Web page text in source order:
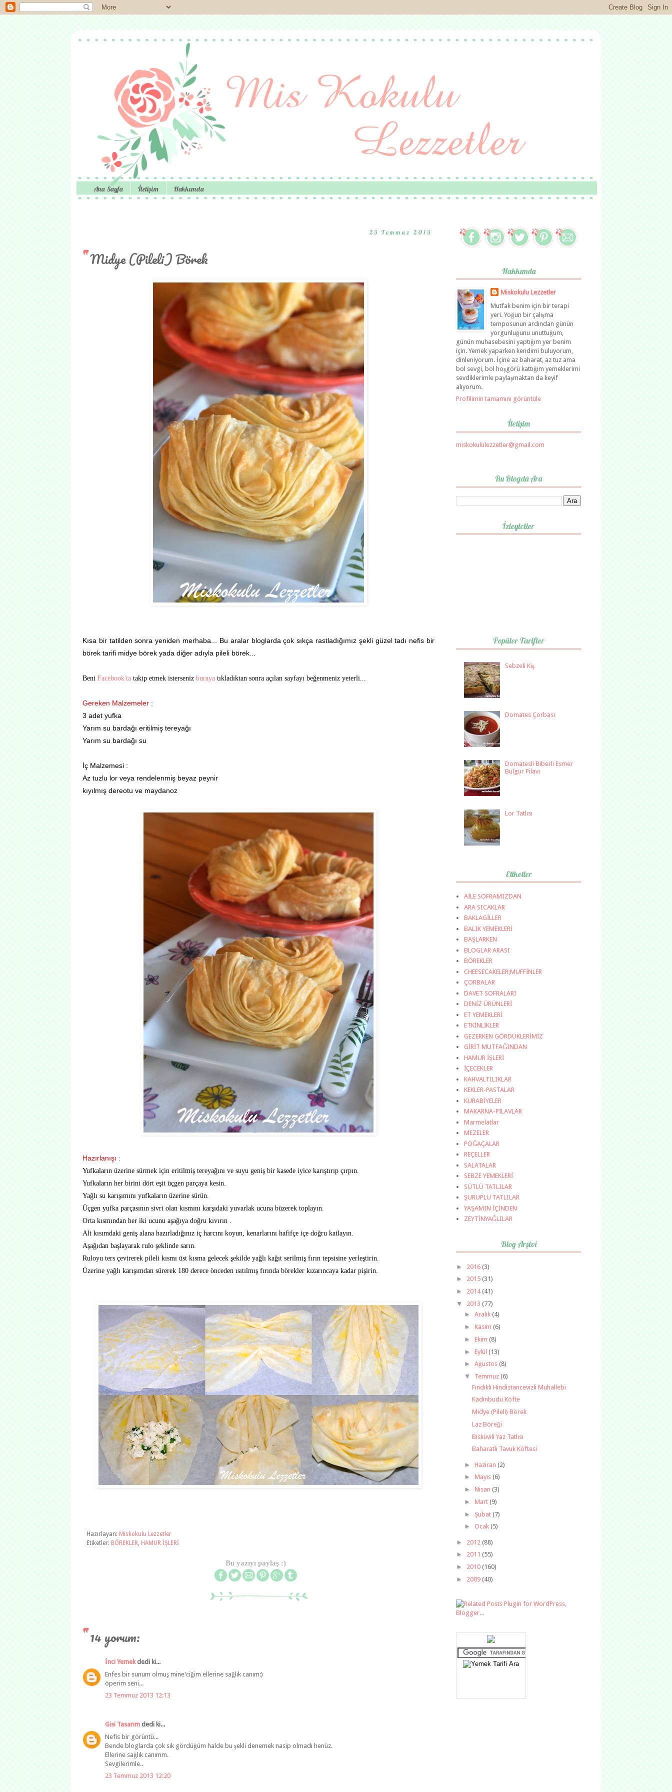
Ana Sayfa İletişim Hakkımda
23 Temmuz 2013
Midye (Pileli) Börek
Kısa bir tatilden sonra yeniden merhaba... Bu aralar bloglarda çok sıkça rastladığımız şekli güzel tadı nefis bir
börek tarifi midye börek yada diğer adıyla pileli börek...
Beni Facebook'ta takip etmek isterseniz buraya tıkladıktan sonra açılan sayfayı beğenmeniz yeterli...
Gereken Malzemeler :
3 adet yufka
Yarım su bardağı eritilmiş tereyağı
Yarım su bardağı su
İç Malzemesi :
Az tuzlu lor veya rendelenmiş beyaz peynir
kıyılmış dereotu ve maydanoz
Hazırlanışı :
Yufkaların üzerine sürmek için eritilmiş tereyağını ve suyu geniş bir kasede iyice karıştırıp çırpın.
Yufkaların her birini dört eşit üçgen parçaya kesin.
Yağlı su karışımını yufkaların üzerine sürün.
Üçgen yufka parçasının sivri olan kısmını karşıdaki yuvarlak ucuna büzerek toplayın.
Orta kısmından her iki ucunu aşağıya doğru kıvırın .
Alt kısımdaki geniş alana hazırladığınız iç harcını koyun, kenarlarını hafifçe içe doğru katlayın.
Aşağıdan başlayarak rulo şeklinde sarın.
Ruloyu ters çevirerek pileli kısmı üst kısma gelecek şekilde yağlı kağıt serilmiş fırın tepsisine yerleştirin.
Üzerine yağlı karışımdan sürerek 180 derece önceden ısıtılmış fırında börekler kızarıncaya kadar pişirin.
Hazırlayan: Miskokulu Lezzetler
Etiketler: BÖREKLER, HAMUR İŞLERİ
Bu yazıyı paylaş :)
14 yorum:
İnci Yemekdedi ki...
Enfes bir sunum olmuş mine'ciğim ellerine sağlık canım:)
öperim seni...
23 Temmuz 2013 12:13
Gisi Tasarım dedi ki...
Nefis bir görüntü...
Bende bloglarda çok sık gördüğüm halde bu şekli denemek nasip olmadı henüz.
Ellerine sağlık canımm.
Sevgilerimle..
23 Temmuz 2013 12:20
Hakkımda
Miskokulu Lezzetler
Mutfak benim için bir terapi
yeri. Yoğun bir çalışma
temposunun ardından günün
yorgunluğunu unuttuğum,
günün muhasebesini yaptığım yer benim
için. Yemek yaparken kendimi buluyorum,
dinleniyorum. İçine az baharat, az tuz ama
bol sevgi, bol hoşgörü kattığım yemeklerimi
sevdiklerimle paylaşmaktan da keyif
alıyorum.
Profilimin tamamını görüntüle
İletişim
miskokululezzetler@gmail.com
Bu Blogda Ara
İzleyiciler
Popüler Tarifler
Sebzeli Kiş
Domates Çorbası
Domatesli Biberli Esmer
Bulgur Pilavı
Lor Tatlısı
Etiketler
AİLE SOFRAMIZDAN
ARA SICAKLAR
BAKLAGİLLER
BALIK YEMEKLERİ
BAŞLARKEN
BLOGLAR ARASI
BÖREKLER
CHEESECAKELER;MUFFİNLER
ÇORBALAR
DAVET SOFRALARI
DENİZ ÜRÜNLERİ
ET YEMEKLERİ
ETKİNLİKLER
GEZERKEN GÖRDÜKLERİMİZ
GİRİT MUTFAĞINDAN
HAMUR İŞLERİ
İÇECEKLER
KAHVALTILIKLAR
KEKLER-PASTALAR
KURABİYELER
MAKARNA-PİLAVLAR
Marmelatlar
MEZELER
POĞAÇALAR
REÇELLER
SALATALAR
SEBZE YEMEKLERİ
SÜTLÜ TATLILAR
ŞURUPLU TATLILAR
YAŞAMIN İÇİNDEN
ZEYTİNYAĞLILAR
Blog Arşivi
► 2016 (3)
► 2015 (31)
► 2014(41)
▼ 2013 (77)
► Aralık (4)
► Kasım (6)
► Ekim (8)
► Eylül (13)
► Ağustos (8)
▼ Temmuz (6)
Fındıklı Hindistancevizli Muhallebi
Kadınbudu Köfte
Midye (Pileli) Börek
Laz Böreği
Bisküvili Yaz Tatlısı
Baharatlı Tavuk Köftesi
► Haziran (2)
► Mayıs (6)
► Nisan (3)
► Mart (9)
► Şubat (7)
► Ocak (5)
► 2012 (88)
► 2011 (55)
► 2010 (160)
► 2009 (40)